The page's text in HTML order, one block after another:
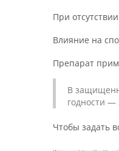
При
Влияние на
Препарат
В
годности —
Чтобы задать